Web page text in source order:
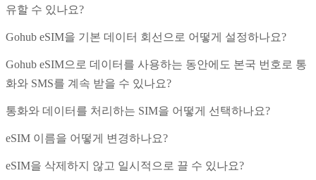
유할 수 있나요?
Gohub eSIM을 기본 데이터 회선으로 어떻게 설정하나요?
Gohub eSIM으로 데이터를 사용하는 동안에도 본국 번호로 통
화와 SMS를 계속 받을 수 있나요?
통화와 데이터를 처리하는 SIM을 어떻게 선택하나요?
eSIM 이름을 어떻게 변경하나요?
eSIM을 삭제하지 않고 일시적으로 끌 수 있나요?